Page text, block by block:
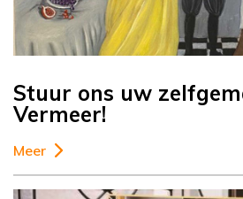
Stuur ons uw
Vermeer!
Meer